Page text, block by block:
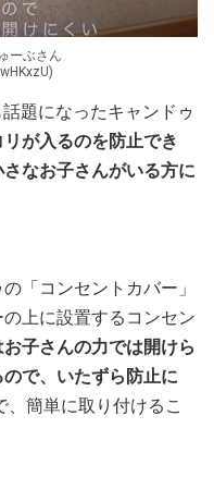
ーぶさん
題になったキャンドゥ
リが入るのを防止でき
なお子さんがいる方に
「コンセントカバー」
上に設置するコンセン
子さんの力では開けら
で、いたずら防止に
簡単に取り付けるこ